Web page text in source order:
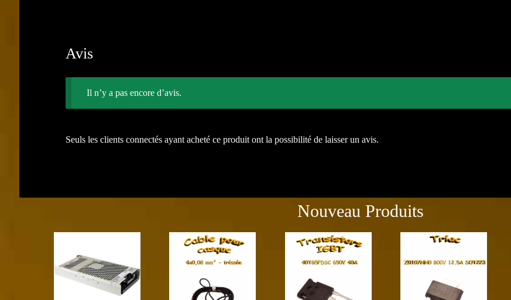
Avis
Il n’y a pas encore d’avis.
Seuls les clients connectés ayant acheté ce produit ont la possibilité de laisser un avis.
Nouveau Produits